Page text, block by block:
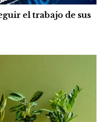
el trabajo de sus